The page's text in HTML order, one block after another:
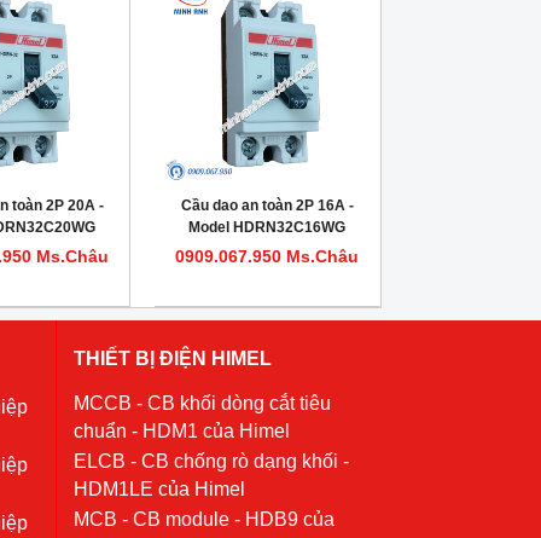
toàn 2P 20A -
Ms.Châu
Cầu dao an toàn 2P 16A -
Model HDRN32C16WG
0909.067.950 Ms.Châu
THIẾT BỊ ĐIỆN HIMEL
MCCB - CB khối dòng cắt tiêu
chuẩn - HDM1 của Himel
ELCB - CB chống rò dạng khối -
HDM1LE của Himel
MCB - CB module - HDB9 của